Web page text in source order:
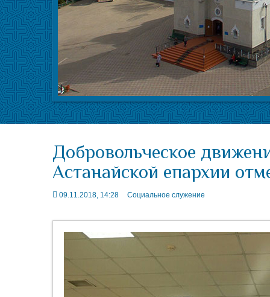
Добровольческое
Астанайской епархии
09.11.2018, 14:28 Социальное служение